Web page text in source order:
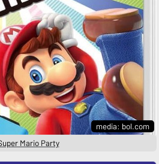
media: bol.com
Mario Party